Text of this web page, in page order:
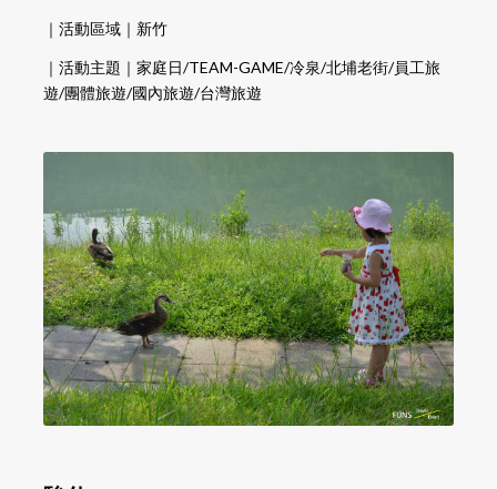
｜活動區域｜新竹
｜活動主題｜家庭日/TEAM-GAME/冷泉/北埔老街/員工旅
遊/團體旅遊/國內旅遊/台灣旅遊